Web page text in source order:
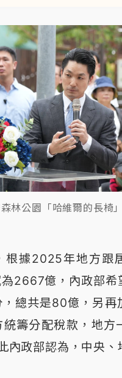
林公園「哈維爾的長椅
根據2025年地方跟
2667億，內政部希
總共是80億，另再
籌分配稅款，地方
內政部認為，中央、